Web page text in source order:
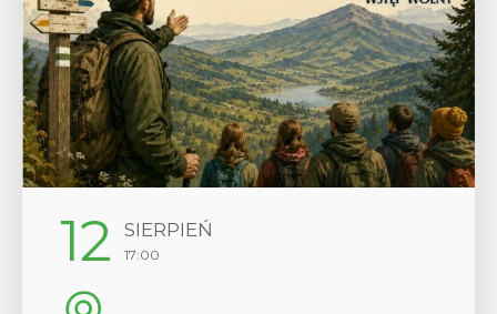
29 SIERPIEŃ
08:00 - 18:00